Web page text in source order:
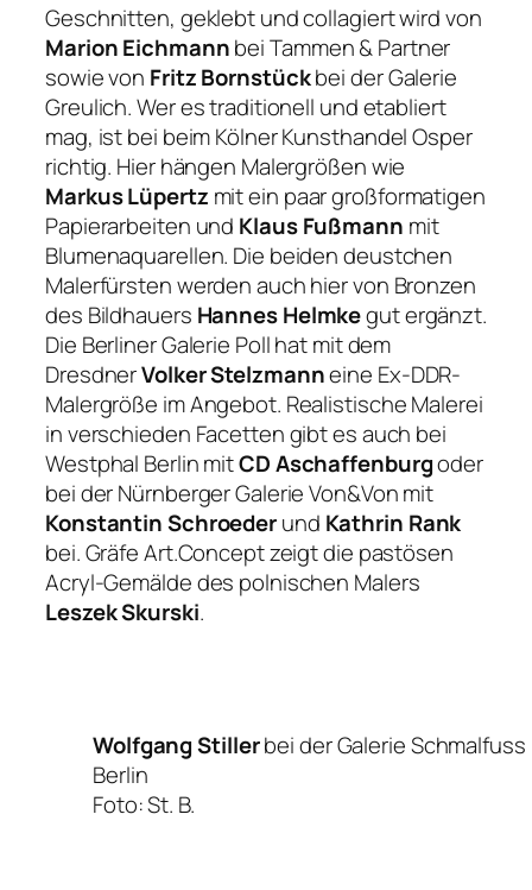
Geschnitten, geklebt und collagiert wird von
Marion Eichmannbei Tammen & Partner
sowie von Fritz Bornstückbei der Galerie
Greulich. Wer es traditionell und etabliert
mag, ist bei beim Kölner Kunsthandel Osper
richtig. Hier hängen Malergrößen wie
Markus Lüpertz mit ein paar großformatigen
Papierarbeiten und Klaus Fußmann mit
Blumenaquarellen. Die beiden deustchen
Malerfürsten werden auch hier von Bronzen
des Bildhauers Hannes Helmkegut ergänzt.
Die Berliner Galerie Poll hat mit dem
DresdnerVolker Stelzmanneine Ex-DDR-
Malergröße im Angebot. Realistische Malerei
in verschieden Facetten gibt es auch bei
Westphal Berlin mitCD Aschaffenburgoder
bei der Nürnberger Galerie Von&Von mit
Konstantin Schroederund Kathrin Rank
bei. Gräfe Art.Concept zeigt die pastösen
Acryl-Gemälde des polnischen Malers
Leszek Skurski.
Wolfgang Stillerbei der Galerie Schmalfuss
Berlin
Foto: St. B.